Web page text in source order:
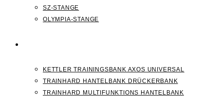
SZ-STANGE
OLYMPIA-STANGE
KETTLER TRAININGSBANK AXOS UNIVERSAL
TRAINHARD HANTELBANK DRÜCKERBANK
TRAINHARD MULTIFUNKTIONS HANTELBANK